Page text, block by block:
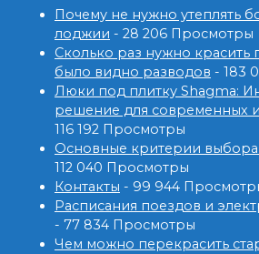
Почему не нужно утеплять
лоджии - 28 206 Просмотры
Сколько раз нужно красить
было видно разводов - 183
Люки под плитку Shagma:
решение для современных
116 192 Просмотры
Основные критерии выбора
112 040 Просмотры
Контакты - 99 944
Расписания поездов и
- 77 834 Просмотры
Чем можно перекрасить